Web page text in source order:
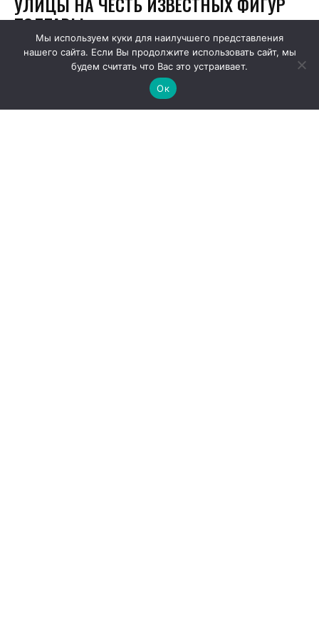
Мы используем куки для наилучшего представления
нашего сайта. Если Вы продолжите использовать сайт, мы
будем считать что Вас это устраивает.
Ок